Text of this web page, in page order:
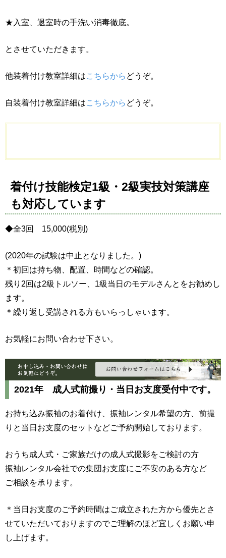
★入室、退室時の手洗い消毒徹底。
とさせていただきます。
他装着付け教室詳細はこちらから どうぞ。
自装着付け教室詳細はこちらから どうぞ。
着付け技能検定1級・2級実技対策講座
も対応しています
◆全3回 15,000(税別)
(2020年の試験は中止となりました。)
＊初回は持ち物、配置、時間などの確認。
残り2回は2級トルソー、1級当日のモデルさんとをお勧めし
ます。
＊繰り返し受講される方もいらっしゃいます。
お気軽にお問い合わせ下さい。
2021年 成人式前撮り・当日お支度受付中です。
お持ち込み振袖のお着付け、振袖レンタル希望の方、前撮
りと当日お支度のセットなどご予約開始しております。
おうち成人式・ご家族だけの成人式撮影をご検討の方
振袖レンタル会社での集団お支度にご不安のある方など
ご相談を承ります。
＊当日お支度のご予約時間はご成立された方から優先とさ
せていただいておりますのでご理解のほど宜しくお願い申
し上げます。